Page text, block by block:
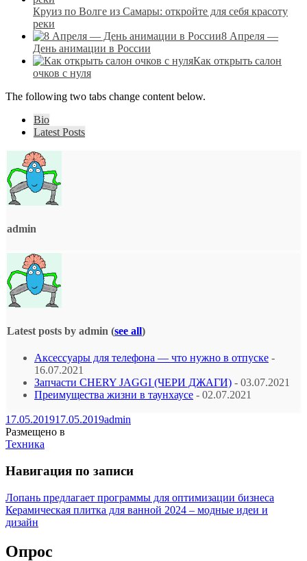
Круиз по Волге из Самары: откройте для себя красоту
реки
8 Апреля —
День анимации в России
Как открыть салон
очков с нуля
The following two tabs change content below.
Bio
Latest Posts
admin
Latest posts by admin (see all)
Аксессуары для телефона — что нужно в отпуске -
16.07.2021
Запчасти CHERY JAGGI (ЧЕРИ ДЖАГИ) - 03.07.2021
Преимущества жизни в таунхаусе - 02.07.2021
17.05.201917.05.2019admin
Размещено в
Техника
Навигация по записи
Лопань предлагает программы для оптимизации бизнеса
Керамическая плитка для ванной 2024 – модные идеи и
дизайн
Опрос